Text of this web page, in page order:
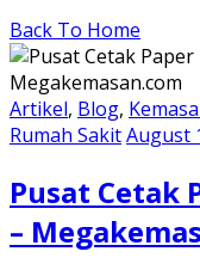
Back To Home
Artikel, Blog,
Rumah SakitAugust
Pusat Cetak
–